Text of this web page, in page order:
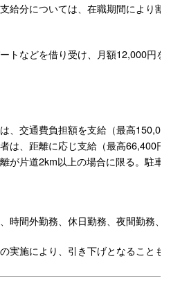
支給分については、在職期間により割
トなどを借り受け、月額12,000円
、交通費負担額を支給（最高
は、距離に応じ支給（最高66,400円
が片道2km以上の場合に限る。駐車
時間外勤務、休日勤務、夜間勤務、
の実施により、引き下げとなることも